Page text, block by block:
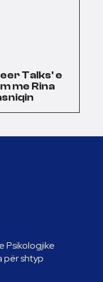
Talks' e
me Rina
Psikologjike
për shtyp